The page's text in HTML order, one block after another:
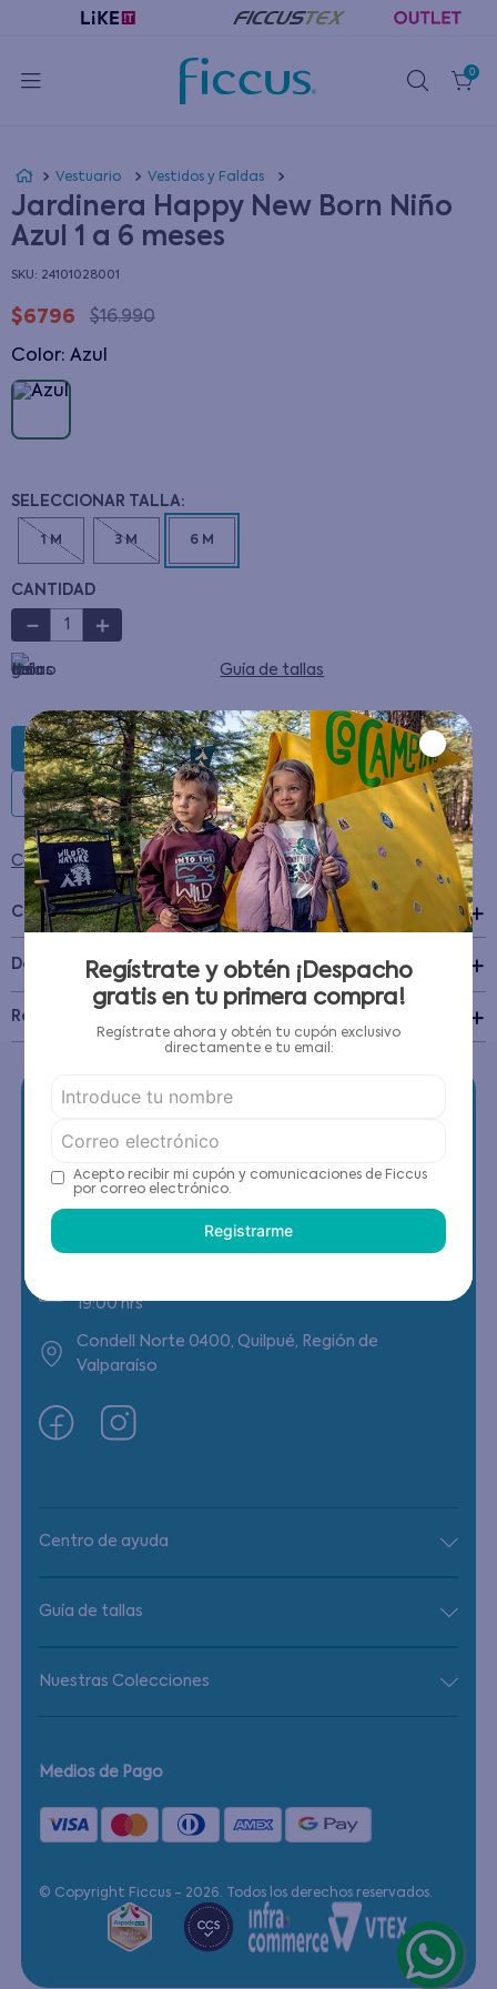
0
Vestuario Vestidos y Faldas
Jardinera Happy New Born Niño
Azul 1 a 6 meses
: 24101028001
$6796 $16.990
Color: azul
1 M 3 M 6 M
CANTIDAD
＋
－
Guía de tallas
AGREGAR AL CARRITO
Condiciones para cambios y devoluciones
Características
Detalles del Producto +
Recomendaciones de cuidado
Contáctanos
(22) 6178818 - Compras Internet
19:00 hrs
Condell Norte 0400, Quilpué, Región de
Valparaíso
Centro de ayuda
Guía de tallas
Nuestras Colecciones
Medios de Pago
© Copyright Ficcus - 2026. Todos los derechos reservados.
Regístrate y obtén ¡Despacho
gratis en tu primera compra!
Regístrate ahora y obtén tu cupón exclusivo
directamente e tu email:
Acepto recibir mi cupón y comunicaciones de Ficcus
por correo electrónico.
Registrarme